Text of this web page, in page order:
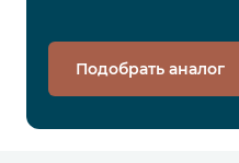
Подобрать аналог